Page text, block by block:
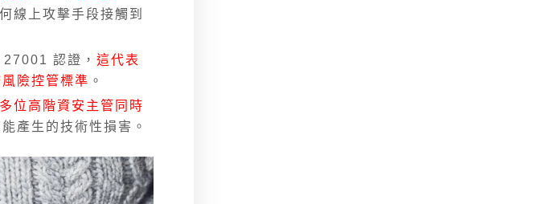
線上攻擊手段接觸到
認證， 這代表
險控管標準 。
位高階資安主管同時
產生的技術性損害。